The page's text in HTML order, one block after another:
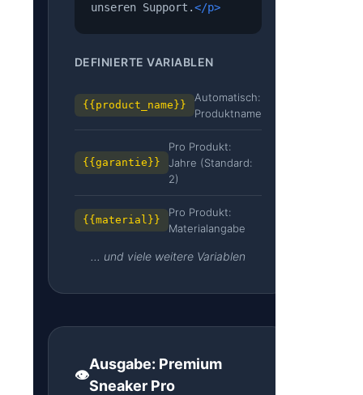
unseren Support.</p>
DEFINIERTE VARIABLEN
{{product_name}}
Automatisch:
Produktname
{{garantie}}
Pro Produkt:
Jahre (Standard:
2)
{{material}}
Pro Produkt:
Materialangabe
... und viele weitere Variablen
👁️
Ausgabe: Premium
Sneaker Pro